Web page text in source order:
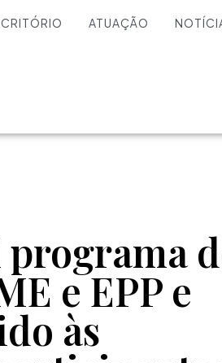
ATUAÇÃO
e EPP e
às